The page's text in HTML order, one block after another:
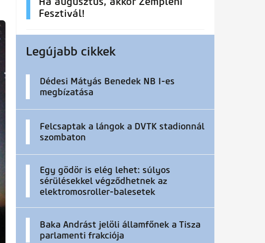
Fesztivál!
Legújabb cikkek
Dédesi Mátyás Benedek NB I-es
megbízatása
Felcsaptak a lángok a DVTK stadionnál
szombaton
Egy gödör is elég lehet: súlyos
sérülésekkel végződhetnek az
elektromosroller-balesetek
Baka Andrást jelöli államfőnek a Tisza
parlamenti frakciója